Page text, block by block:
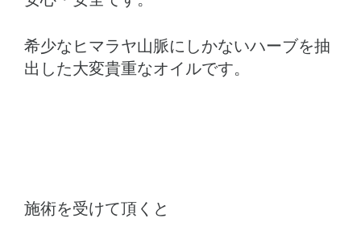
希少なヒマラヤ山脈にしかないハーブを抽
出した大変貴重なオイルです。
施術を受けて頂くと